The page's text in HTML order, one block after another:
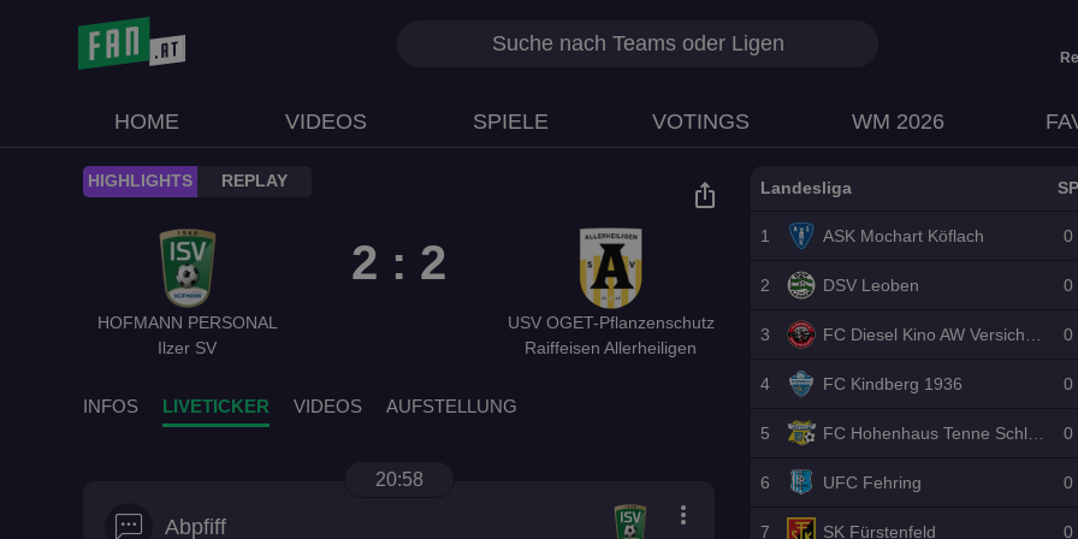
HOME VIDEOS SPIELE VOTINGS WM 2026
ios_share
HIGHLIGHTS REPLAY
HOFMANN PERSONAL
Ilzer SV
2 : 2
USV OGET-Pflanzenschutz
Raiffeisen Allerheiligen
INFOS LIVETICKER VIDEOS AUFSTELLUNG
20:58
Abpfiff more_vert
Landesliga SP
1 ASK Mochart Köflach 0
2 DSV Leoben 0
3 0
4 FC Kindberg 1936 0
5 0
6 UFC Fehring 0
7 SK Fürstenfeld 0